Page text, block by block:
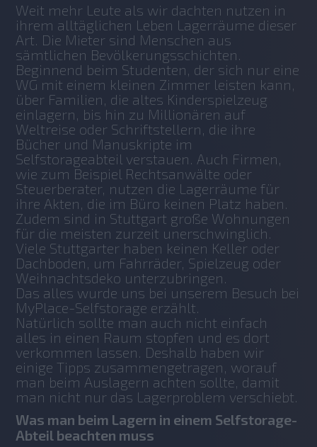
Weit mehr Leute als wir dachten nutzen in
ihrem alltäglichen Leben Lagerräume dieser
Art. Die Mieter sind Menschen aus
sämtlichen Bevölkerungsschichten.
Beginnend beim Studenten, der sich nur eine
WG mit einem kleinen Zimmer leisten kann,
über Familien, die altes Kinderspielzeug
einlagern, bis hin zu Millionären auf
Weltreise oder Schriftstellern, die ihre
Bücher und Manuskripte im
Selfstorageabteil verstauen. Auch Firmen,
wie zum Beispiel Rechtsanwälte oder
Steuerberater, nutzen die Lagerräume für
ihre Akten, die im Büro keinen Platz haben.
Zudem sind in Stuttgart große Wohnungen
für die meisten zurzeit unerschwinglich.
Viele Stuttgarter haben keinen Keller oder
Dachboden, um Fahrräder, Spielzeug oder
Weihnachtsdeko unterzubringen.
Das alles wurde uns bei unserem Besuch bei
MyPlace-Selfstorage erzählt.
Natürlich sollte man auch nicht einfach
alles in einen Raum stopfen und es dort
verkommen lassen. Deshalb haben wir
einige Tipps zusammengetragen, worauf
man beim Auslagern achten sollte, damit
man nicht nur das Lagerproblem verschiebt.
Was man beim Lagern in einem Selfstorage-
Abteil beachten muss